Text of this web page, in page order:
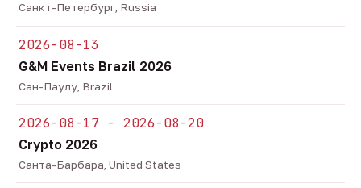
Санкт-Петербург, Russia
2026-08-13
G&M Events Brazil 2026
Сан-Паулу, Brazil
2026-08-17 - 2026-08-20
Crypto 2026
Санта-Барбара, United States